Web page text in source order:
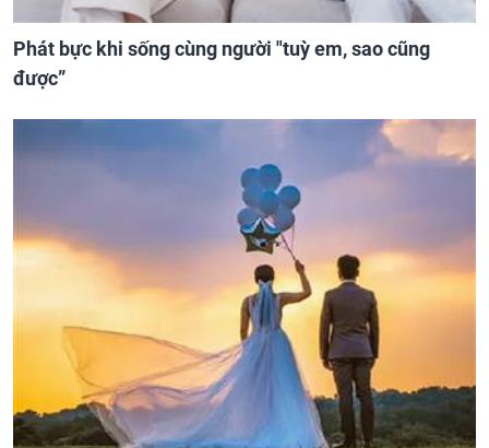
Phát bực khi sống cùng người "tuỳ em, sao cũng
được”